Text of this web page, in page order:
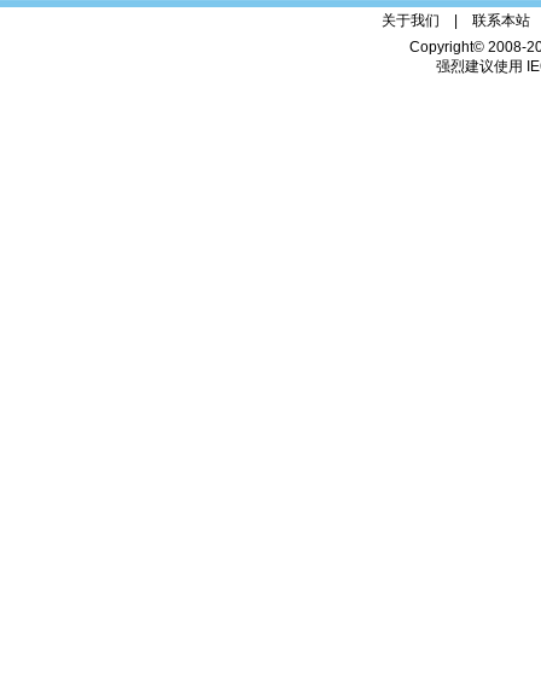
关于我们 | 联系本站
Copyright© 2008-
强烈建议使用